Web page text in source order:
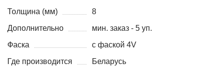
Толщина (мм)
8
Дополнительно
мин. заказ - 5 уп.
Фаска
с фаской 4V
Где производится
Беларусь